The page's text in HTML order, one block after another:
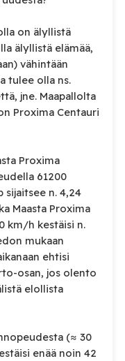
on älyllistä
älyllistä elämää,
vähintään
tulee olla ns.
jne. Maapallolta
Proxima Centauri
Proxima
61200
sijaitsee n. 4,24
Maasta Proxima
km/h kestäisi n.
mukaan
ehtisi
osan, jos olento
elollista
(≈ 30
enää noin 42